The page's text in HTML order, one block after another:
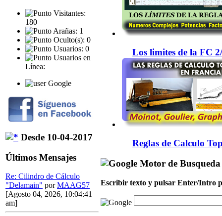
Visitantes:
180
Arañas: 1
Oculto(s): 0
Usuarios: 0
Usuarios en
Línea:
Google
Desde 10-04-2017
Últimos Mensajes
Re: Cilindro de Cálculo
"Delamain" porMAAG57
[Agosto 04, 2026, 10:04:41
am]
Los limites de la FC
Reglas de Calculo
Motor de
Escribir texto y pulsar Enter/Intro